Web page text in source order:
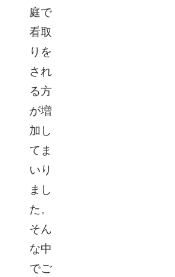
庭で
看取
りを
され
る方
が増
加し
てま
いり
まし
た。
そん
な中
でご